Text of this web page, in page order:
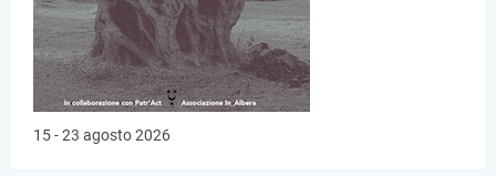
15 - 23 agosto 2026